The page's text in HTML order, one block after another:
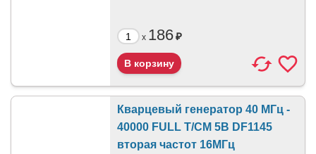
x 186₽
Кварцевый генератор 40 МГц -
40000 FULL T/CM 5В DF1145
вторая частот 16МГц